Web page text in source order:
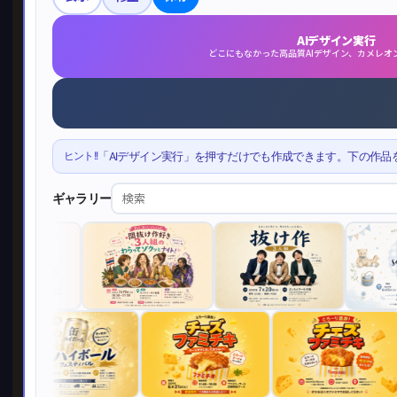
AIデザイン実行
どこにもなかった高品質AIデザイン、カメレ
ヒント!!「AIデザイン実行」を押すだけでも作成できます。下の作
ギャラリー